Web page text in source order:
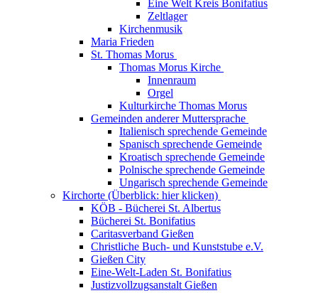
Eine Welt Kreis Bonifatius
Zeltlager
Kirchenmusik
Maria Frieden
St. Thomas Morus
Thomas Morus Kirche
Innenraum
Orgel
Kulturkirche Thomas Morus
Gemeinden anderer Muttersprache
Italienisch sprechende Gemeinde
Spanisch sprechende Gemeinde
Kroatisch sprechende Gemeinde
Polnische sprechende Gemeinde
Ungarisch sprechende Gemeinde
Kirchorte (Überblick: hier klicken)
KÖB - Bücherei St. Albertus
Bücherei St. Bonifatius
Caritasverband Gießen
Christliche Buch- und Kunststube e.V.
Gießen City
Eine-Welt-Laden St. Bonifatius
Justizvollzugsanstalt Gießen